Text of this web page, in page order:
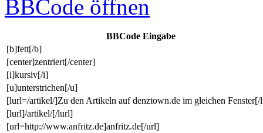
BBCode öffnen
BBCode Eingabe
[b]fett[/b]
[center]zentriert[/center]
[i]kursiv[/i]
[u]unterstrichen[/u]
[lurl=/artikel/]Zu den Artikeln auf denztown.de im gleichen
[lurl]/artikel/[/lurl]
[url=http://www.anfritz.de]anfritz.de[/url]